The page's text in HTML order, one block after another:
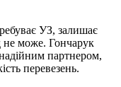
УЗ, залишає
не може. Гончарук
партнером,
перевезень.